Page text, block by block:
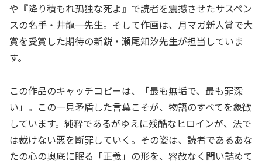
や『降り積もれ孤独な死よ』で読者を震撼させたサスペン
スの名手・井龍一先生。そして作画は、月マガ新人賞で大
賞を受賞した期待の新鋭・瀬尾知汐先生が担当していま
す。
この作品のキャッチコピーは、「最も無垢で、最も罪深
い」。この一見矛盾した言葉こそが、物語のすべてを象徴
しています。純粋であるがゆえに残酷なヒロインが、法で
は裁けない悪を断罪していく。その姿は、読者であるあな
たの心の奥底に眠る「正義」の形を、容赦なく問い詰めて